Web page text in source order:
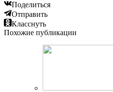
Поделиться
Отправить
Класснуть
Похожие публикации